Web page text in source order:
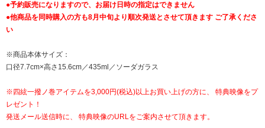
●予約販売になりますので、お届け日時の指定はできません
●他商品を同時購入の方も8月中旬より順次発送とさせて頂きます ご了承くださ
い
※商品本体サイズ：
口径7.7cm×高さ15.6cm／435ml／ソーダガラス
※四絃一撥ノ巻アイテムを3,000円(税込)以上お買い上げの方に、 特典映像をプ
レゼント！
発送メール送信時に、 特典映像のURLをご案内させて頂きます。